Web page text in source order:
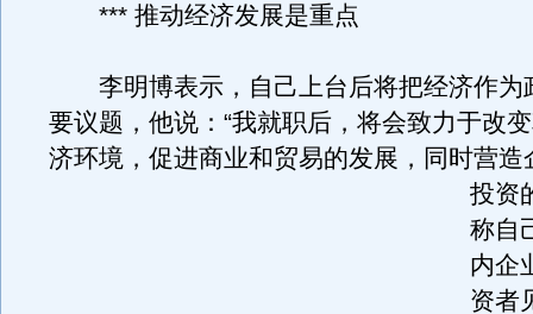
*** 推动经济发展是重点
李明博表示，自己上台后将把经济作为
要议题，他说：“我就职后，将会致力于改
济环境，促进商业和贸易的发展，同时营造
投资
称自
内企
资者